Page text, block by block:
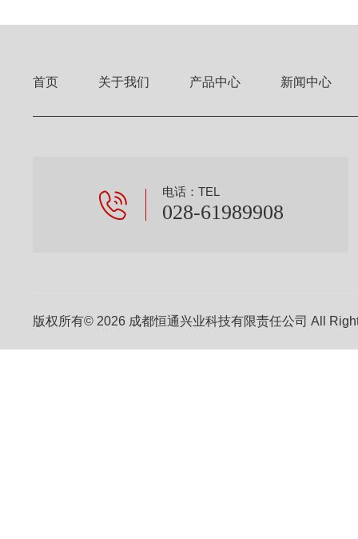
首页 关于我们 产品中心 新闻中心
电话：TEL
028-61989908
版权所有© 2026 成都恒通兴业科技有限责任公司 All